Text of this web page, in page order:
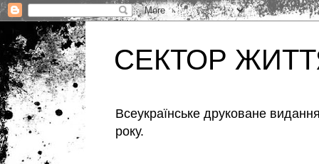
СЕКТОР
Всеукраїнське друковане
року.